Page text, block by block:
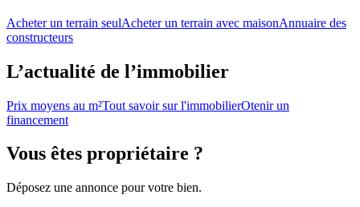
Acheter un terrain seulAcheter un terrain avec maisonAnnuaire des
constructeurs
L’actualité de l’immobilier
Prix moyens au m²Tout savoir sur l'immobilierOtenir un
financement
Vous êtes propriétaire ?
Déposez une annonce pour votre bien.